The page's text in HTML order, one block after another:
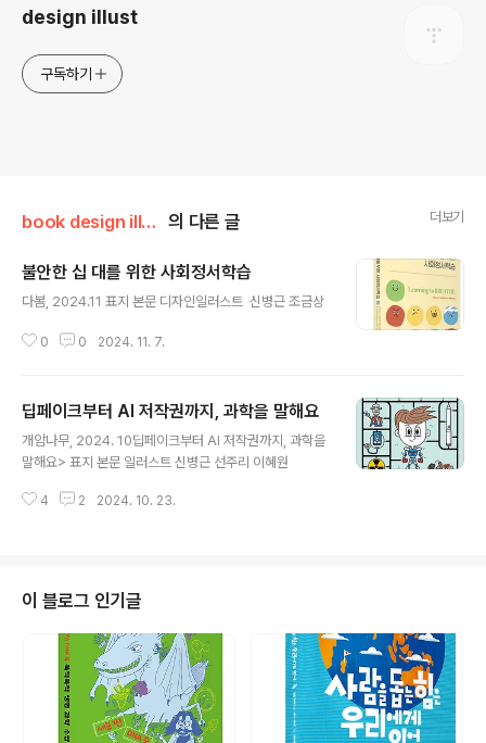
design illust
구독하기
book design illust 의 다른 글 더보기
불안한 십 대를 위한 사회정서학습
다봄, 2024.11 표지 본문 디자인일러스트 신병근 조금상
0 0 2024. 11. 7.
딥페이크부터 AI 저작권까지, 과학을 말해요
개암나무, 2024. 10딥페이크부터 AI 저작권까지, 과학을
말해요> 표지 본문 일러스트 신병근 선주리 이혜원
4 2 2024. 10. 23.
이 블로그 인기글